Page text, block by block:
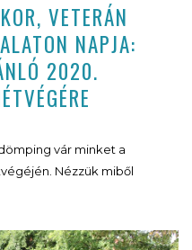
VETERÁN
NAPJA:
2020.
vár minket a
Nézzük miből